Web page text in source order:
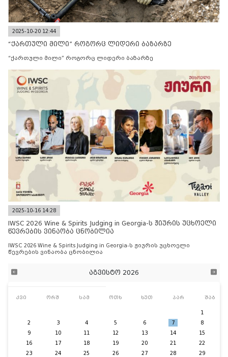
2025-10-20 12:44
“ქართული მილი” როგორც ლიდერი ბაზარზე
“ქართული მილი” როგორც ლიდერი ბაზარზე
2025-10-16 14:28
IWSC 2026 Wine & Spirits Judging in Georgia-ს ჟიურის უცხოელი
წევრების ვინაობა ცნობილია
IWSC 2026 Wine & Spirits Judging in Georgia-ს ჟიურის უცხოელი
წევრების ვინაობა ცნობილია
აგვისტო 2026
კვი ორშ სამ ოთხ ხუთ პარ შაბ
1
2
3 4 5 6 7
8
9
10 11 12 13 14
15
16
17 18 19 20 21
22
23
24 25 26 27 28
29